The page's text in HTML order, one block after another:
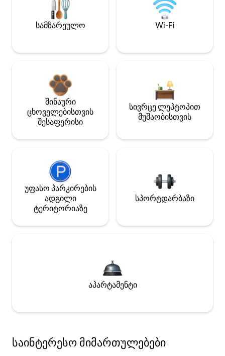
სამზარეულო Wi-Fi
შინაური
ცხოველებისთვის
შესაფერისი
სივრცე ლეპტოპით
მუშაობისთვის
უფასო პარკირების
ადგილი
ტერიტორიაზე
სპორტდარბაზი
აპარტამენტი
საინტერესო მიმართულებები